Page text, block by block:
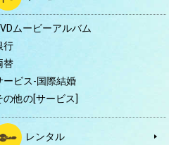
ムービーアルバム
行
替
ービス-国際結婚
の他の[サービス]
レンタル